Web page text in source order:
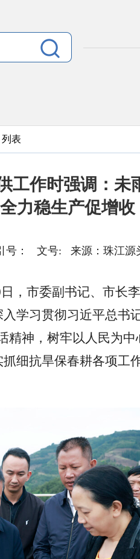
列表
工作时强调：未
力稳生产促增收
号： 文号: 来源：珠江
日，市委副书记、市长
学习贯彻习近平总书
精神，树牢以人民为中
细抗旱保春耕各项工